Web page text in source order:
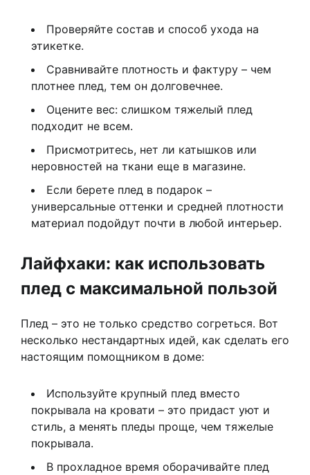
Проверяйте состав и способ ухода на
этикетке.
Сравнивайте плотность и фактуру – чем
плотнее плед, тем он долговечнее.
Оцените вес: слишком тяжелый плед
подходит не всем.
Присмотритесь, нет ли катышков или
неровностей на ткани еще в магазине.
Если берете плед в подарок –
универсальные оттенки и средней плотности
материал подойдут почти в любой интерьер.
Лайфхаки: как использовать
плед с максимальной пользой
Плед – это не только средство согреться. Вот
несколько нестандартных идей, как сделать его
настоящим помощником в доме:
Используйте крупный плед вместо
покрывала на кровати – это придаст уют и
стиль, а менять пледы проще, чем тяжелые
покрывала.
В прохладное время оборачивайте плед